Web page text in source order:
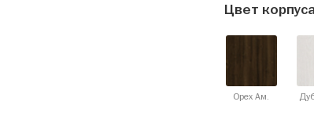
Цвет
Орех Ам.